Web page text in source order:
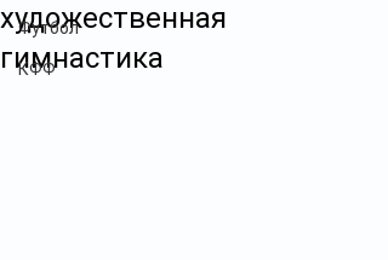
Футбол
КФФ
художественная
гимнастика